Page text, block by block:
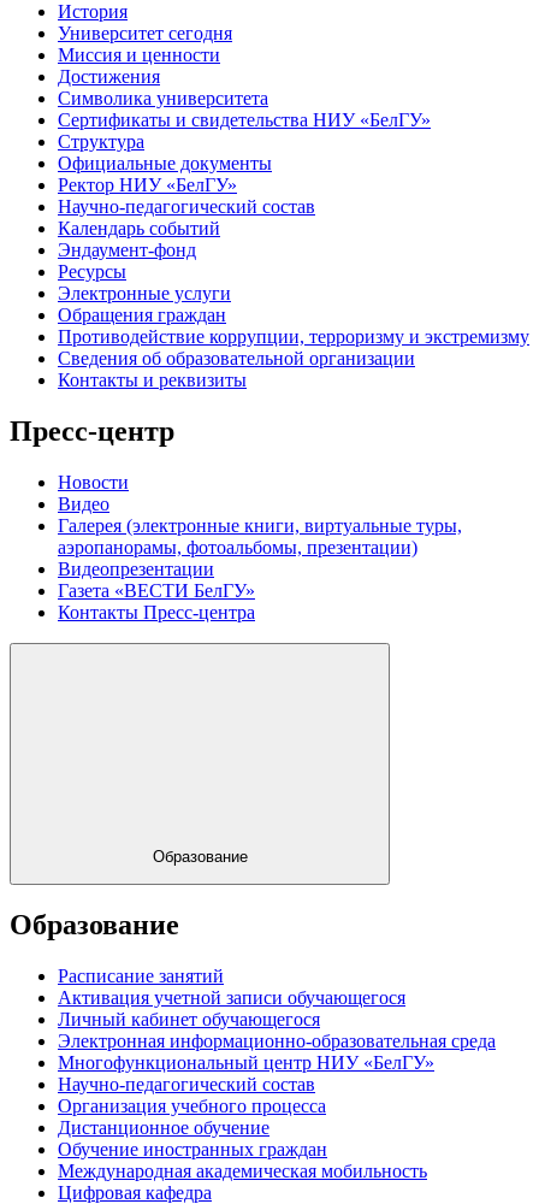
История
Университет сегодня
Миссия и ценности
Достижения
Символика университета
Сертификаты и свидетельства НИУ «БелГУ»
Структура
Официальные документы
Ректор НИУ «БелГУ»
Научно-педагогический состав
Календарь событий
Эндаумент-фонд
Ресурсы
Электронные услуги
Обращения граждан
Противодействие коррупции, терроризму и экстремизму
Сведения об образовательной организации
Контакты и реквизиты
Пресс-центр
Новости
Видео
Галерея (электронные книги, виртуальные туры,
аэропанорамы, фотоальбомы, презентации)
Видеопрезентации
Газета «ВЕСТИ БелГУ»
Контакты Пресс-центра
Образование
Образование
Расписание занятий
Активация учетной записи обучающегося
Личный кабинет обучающегося
Электронная информационно-образовательная среда
Многофункциональный центр НИУ «БелГУ»
Научно-педагогический состав
Организация учебного процесса
Дистанционное обучение
Обучение иностранных граждан
Международная академическая мобильность
Цифровая кафедра